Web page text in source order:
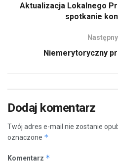
Aktualizacja Lokalnego
spotkanie
Niemerytoryczny
Dodaj komentarz
Twój adres e-mail nie zostanie
oznaczone *
Komentarz *